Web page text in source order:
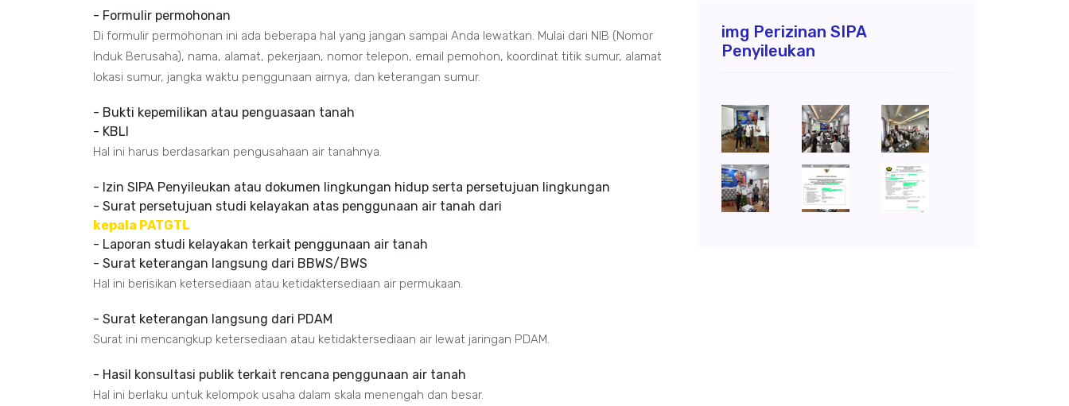
- Formulir permohonan
Di formulir permohonan ini ada beberapa hal yang jangan sampai Anda lewatkan. Mulai dari NIB (Nomor
Induk Berusaha), nama, alamat, pekerjaan, nomor telepon, email pemohon, koordinat titik sumur, alamat
lokasi sumur, jangka waktu penggunaan airnya, dan keterangan sumur.
- Bukti kepemilikan atau penguasaan tanah
- KBLI
Hal ini harus berdasarkan pengusahaan air tanahnya.
- Izin SIPA Penyileukan atau dokumen lingkungan hidup serta persetujuan lingkungan
- Surat persetujuan studi kelayakan atas penggunaan air tanah dari
kepala PATGTL
- Laporan studi kelayakan terkait penggunaan air tanah
- Surat keterangan langsung dari BBWS/BWS
Hal ini berisikan ketersediaan atau ketidaktersediaan air permukaan.
- Surat keterangan langsung dari PDAM
Surat ini mencangkup ketersediaan atau ketidaktersediaan air lewat jaringan PDAM.
- Hasil konsultasi publik terkait rencana penggunaan air tanah
Hal ini berlaku untuk kelompok usaha dalam skala menengah dan besar.
img Perizinan SIPA
Penyileukan